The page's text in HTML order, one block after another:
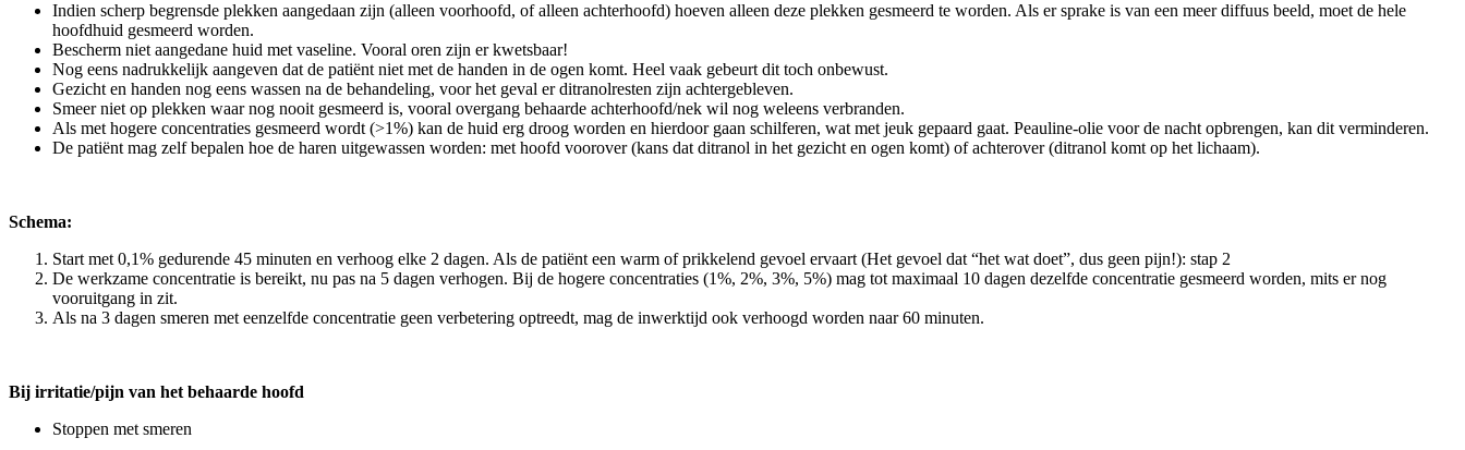
Indien scherp begrensde plekken aangedaan zijn (alleen voorhoofd, of alleen achterhoofd) hoeven alleen deze plekken gesmeerd te worden. Als er sprake is van een meer diffuus beeld, moet de hele
hoofdhuid gesmeerd worden.
Bescherm niet aangedane huid met vaseline. Vooral oren zijn er kwetsbaar!
Nog eens nadrukkelijk aangeven dat de patiënt niet met de handen in de ogen komt. Heel vaak gebeurt dit toch onbewust.
Gezicht en handen nog eens wassen na de behandeling, voor het geval er ditranolresten zijn achtergebleven.
Smeer niet op plekken waar nog nooit gesmeerd is, vooral overgang behaarde achterhoofd/nek wil nog weleens verbranden.
Als met hogere concentraties gesmeerd wordt (>1%) kan de huid erg droog worden en hierdoor gaan schilferen, wat met jeuk gepaard gaat. Peauline-olie voor de nacht opbrengen, kan dit verminderen.
De patiënt mag zelf bepalen hoe de haren uitgewassen worden: met hoofd voorover (kans dat ditranol in het gezicht en ogen komt) of achterover (ditranol komt op het lichaam).
Schema:
Start met 0,1% gedurende 45 minuten en verhoog elke 2 dagen. Als de patiënt een warm of prikkelend gevoel ervaart (Het gevoel dat “het wat doet”, dus geen pijn!): stap 2
De werkzame concentratie is bereikt, nu pas na 5 dagen verhogen. Bij de hogere concentraties (1%, 2%, 3%, 5%) mag tot maximaal 10 dagen dezelfde concentratie gesmeerd worden, mits er nog
vooruitgang in zit.
Als na 3 dagen smeren met eenzelfde concentratie geen verbetering optreedt, mag de inwerktijd ook verhoogd worden naar 60 minuten.
Bij irritatie/pijn van het behaarde hoofd
Stoppen met smeren